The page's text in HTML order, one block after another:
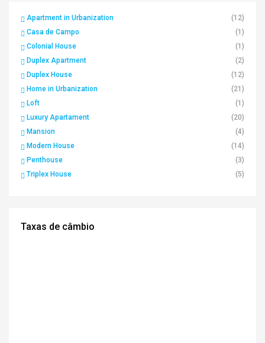
Apartment in Urbanization
(12)
Casa de Campo
(1)
Colonial House
(1)
Duplex Apartment
(2)
Duplex House
(12)
Home in Urbanization
(21)
Loft
(1)
Luxury Apartament
(20)
Mansion
(4)
Modern House
(14)
Penthouse
(3)
Triplex House
(5)
Taxas de câmbio